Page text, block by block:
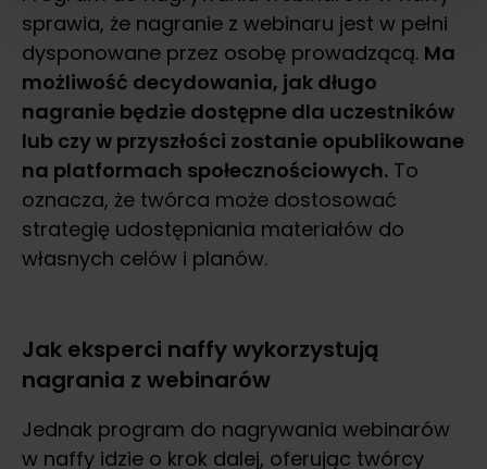
sprawia, że nagranie z webinaru jest w pełni
dysponowane przez osobę prowadzącą. Ma
możliwość decydowania, jak długo
nagranie będzie dostępne dla uczestników
lub czy w przyszłości zostanie opublikowane
na platformach społecznościowych. To
oznacza, że twórca może dostosować
strategię udostępniania materiałów do
własnych celów i planów.
Jak eksperci naffy wykorzystują
nagrania z webinarów
Jednak program do nagrywania webinarów
w naffy idzie o krok dalej, oferując twórcy